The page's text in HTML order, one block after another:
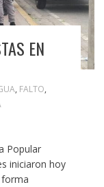
EN
, FALTO,
Popular
iniciaron hoy